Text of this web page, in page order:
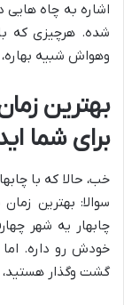
اشاره به چاه هایی
شده. هرچیزی که
وهواش شبیه
بهترین
برای شما
خب، حالا که با
سوالا: بهترین زمان
چابهار یه شهر
خودش رو داره. اما
گشت وگذار